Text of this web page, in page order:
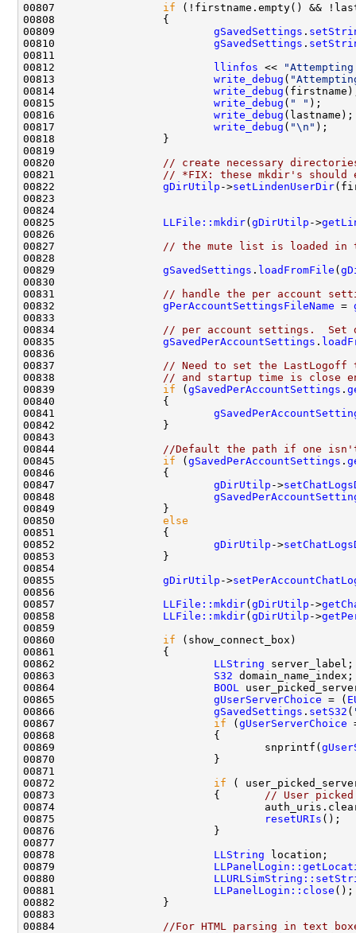
00807 if
00809 gSavedSettings .
00810 gSavedSettings .
00812
llinfos <<
00813 write_debug (
00814 write_debug
00815 write_debug ( " "
00816 write_debug
00817 write_debug ( "\n"
00820
// create necessary
00821
// *FIX: these mkdir's should
00822 gDirUtilp ->setLindenUserDir
00825 LLFile::mkdir( gDirUtilp ->
00827
// the mute list is loaded in
00829 gSavedSettings . loadFromFile (
00831
// handle the per account
00832 gPerAccountSettingsFileName =
00834
// per account settings.  Set
00835 gSavedPerAccountSettings .
00837
// Need to set the LastLogoff
00838
// and startup time is close
00839 if ( gSavedPerAccountSettings .
00841
00844
//Default the path if one
00845 if ( gSavedPerAccountSettings .
00847 gDirUtilp ->
00848
00850 else
00852 gDirUtilp ->
00855 gDirUtilp ->
00857 LLFile::mkdir( gDirUtilp ->
00858 LLFile::mkdir( gDirUtilp ->
00860 if
00862 LLString
00863 S32
00864 BOOL
00865 gUserServerChoice = (
00866 gSavedSettings . setS32 (
00867 if ( gUserServerChoice
00869                                 snprintf(
00872 if
00873                         {
// User
00875
resetURIs
00878 LLString
00879
00880
00881 LLPanelLogin::close
00884
//For HTML parsing in text